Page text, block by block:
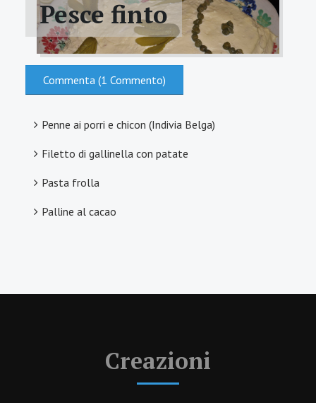
Pesce finto
Commenta (1 Commento)
Penne ai porri e chicon (Indivia Belga)
Filetto di gallinella con patate
Pasta frolla
Palline al cacao
Creazioni